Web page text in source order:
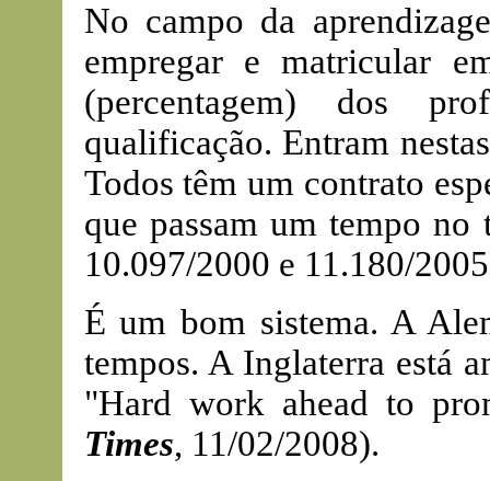
No campo da
empregar e matricular
(percentagem) dos
qualificação. Entram
Todos têm um contrato
que passam um tempo
10.097/2000 e 11.180/
É um bom sistema. A
tempos. A Inglaterra está
"Hard work ahead to
Times, 11/02/2008).